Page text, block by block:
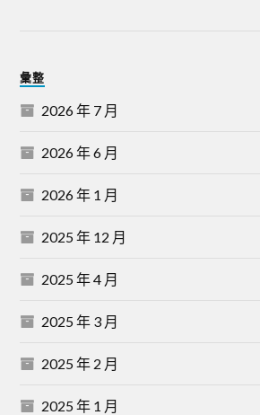
彙整
2026 年 7 月
2026 年 6 月
2026 年 1 月
2025 年 12 月
2025 年 4 月
2025 年 3 月
2025 年 2 月
2025 年 1 月